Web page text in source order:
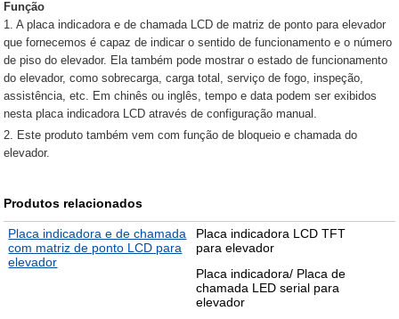
Função
1. A placa indicadora e de chamada LCD de matriz de ponto para elevador
que fornecemos é capaz de indicar o sentido de funcionamento e o número
de piso do elevador. Ela também pode mostrar o estado de funcionamento
do elevador, como sobrecarga, carga total, serviço de fogo, inspeção,
assistência, etc. Em chinês ou inglês, tempo e data podem ser exibidos
nesta placa indicadora LCD através de configuração manual.
2. Este produto também vem com função de bloqueio e chamada do
elevador.
Produtos relacionados
Placa indicadora e de chamada
com matriz de ponto LCD para
elevador
Placa indicadora LCD TFT
para elevador
Placa indicadora/ Placa de
chamada LED serial para
elevador